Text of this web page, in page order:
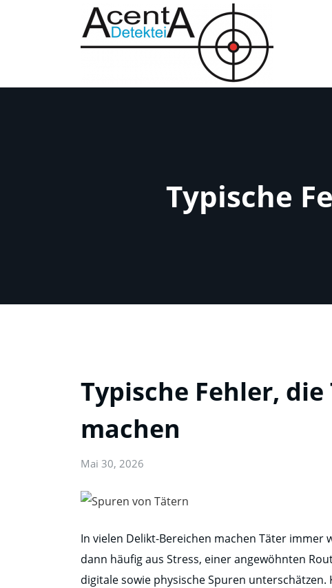
Typische
Typische Fehler,
machen
Mai 30, 2026
In vielen Delikt-Bereichen machen Täter immer
dann häufig aus Stress, einer angewöhnten
digitale sowie physische Spuren